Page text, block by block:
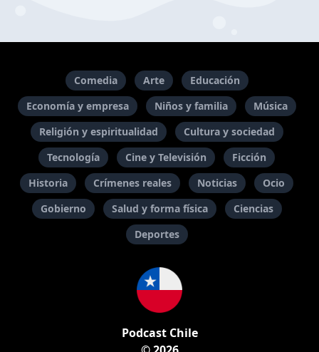
Comedia Arte
Educación
Economía y empresa
Niños y familia
Música
Religión y espiritualidad
Cultura y sociedad
Tecnología
Cine y Televisión
Ficción
Historia
Crímenes reales Noticias
Ocio
Gobierno
Salud y forma física
Ciencias
Deportes
Podcast Chile